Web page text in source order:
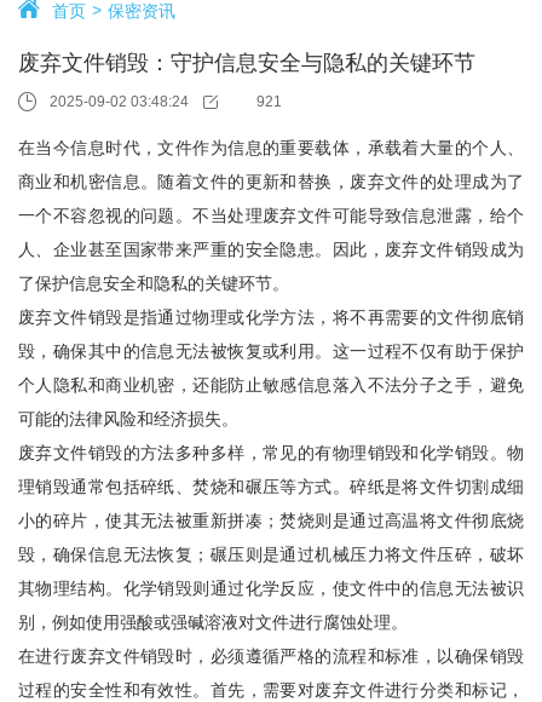
首页 保密资讯
废弃文件销毁：守护信息安全与隐私的关键环节
2025-09-02 03:48:24 921
在当今信息时代，文件作为信息的重要载体，承载着大量的个人、
商业和机密信息。随着文件的更新和替换，废弃文件的处理成为了
一个不容忽视的问题。不当处理废弃文件可能导致信息泄露，给个
人、企业甚至国家带来严重的安全隐患。因此，废弃文件销毁成为
了保护信息安全和隐私的关键环节。
废弃文件销毁是指通过物理或化学方法，将不再需要的文件彻底销
毁，确保其中的信息无法被恢复或利用。这一过程不仅有助于保护
个人隐私和商业机密，还能防止敏感信息落入不法分子之手，避免
可能的法律风险和经济损失。
废弃文件销毁的方法多种多样，常见的有物理销毁和化学销毁。物
理销毁通常包括碎纸、焚烧和碾压等方式。碎纸是将文件切割成细
小的碎片，使其无法被重新拼凑；焚烧则是通过高温将文件彻底烧
毁，确保信息无法恢复；碾压则是通过机械压力将文件压碎，破坏
其物理结构。化学销毁则通过化学反应，使文件中的信息无法被识
别，例如使用强酸或强碱溶液对文件进行腐蚀处理。
在进行废弃文件销毁时，必须遵循严格的流程和标准，以确保销毁
过程的安全性和有效性。首先，需要对废弃文件进行分类和标记，